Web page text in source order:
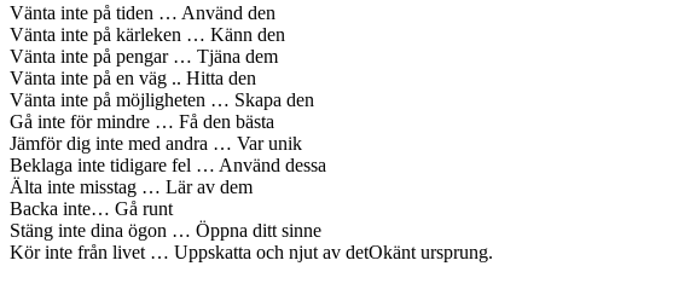
Vänta inte på tiden … Använd den
Vänta inte på kärleken … Känn den
Vänta inte på pengar … Tjäna dem
Vänta inte på en väg .. Hitta den
Vänta inte på möjligheten … Skapa den
Gå inte för mindre … Få den bästa
Jämför dig inte med andra … Var unik
Beklaga inte tidigare fel … Använd dessa
Älta inte misstag … Lär av dem
Backa inte… Gå runt
Stäng inte dina ögon … Öppna ditt sinne
Kör inte från livet … Uppskatta och njut av detOkänt ursprung.